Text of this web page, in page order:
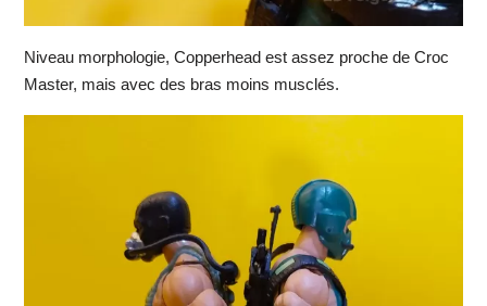
Niveau morphologie, Copperhead est assez proche de Croc
Master, mais avec des bras moins musclés.